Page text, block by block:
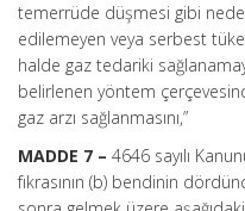
temerrüde düşmesi gibi
edilemeyen veya serbest
halde gaz tedariki
belirlenen yöntem
gaz arzı sağlanmasını,”
MADDE 7 – 4646 sayılı
fıkrasının (b) bendinin